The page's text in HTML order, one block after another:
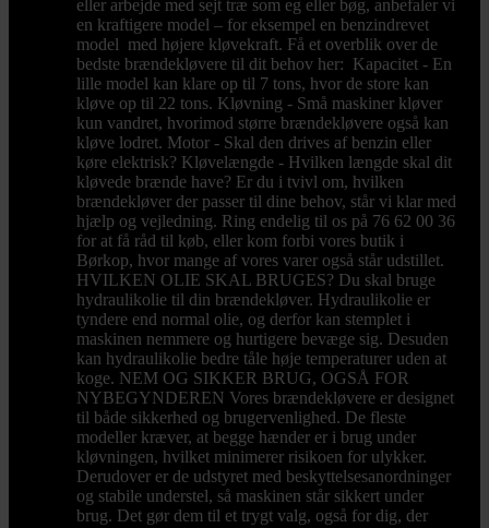
eller arbejde med sejt træ som eg eller bøg, anbefaler vi
en kraftigere model – for eksempel en benzindrevet
model med højere kløvekraft. Få et overblik over de
bedste brændekløvere til dit behov her: Kapacitet - En
lille model kan klare op til 7 tons, hvor de store kan
kløve op til 22 tons. Kløvning - Små maskiner kløver
kun vandret, hvorimod større brændekløvere også kan
kløve lodret. Motor - Skal den drives af benzin eller
køre elektrisk? Kløvelængde - Hvilken længde skal dit
kløvede brænde have? Er du i tvivl om, hvilken
brændekløver der passer til dine behov, står vi klar med
hjælp og vejledning. Ring endelig til os på 76 62 00 36
for at få råd til køb, eller kom forbi vores butik i
Børkop, hvor mange af vores varer også står udstillet.
HVILKEN OLIE SKAL BRUGES? Du skal bruge
hydraulikolie til din brændekløver. Hydraulikolie er
tyndere end normal olie, og derfor kan stemplet i
maskinen nemmere og hurtigere bevæge sig. Desuden
kan hydraulikolie bedre tåle høje temperaturer uden at
koge. NEM OG SIKKER BRUG, OGSÅ FOR
NYBEGYNDEREN Vores brændekløvere er designet
til både sikkerhed og brugervenlighed. De fleste
modeller kræver, at begge hænder er i brug under
kløvningen, hvilket minimerer risikoen for ulykker.
Derudover er de udstyret med beskyttelsesanordninger
og stabile understel, så maskinen står sikkert under
brug. Det gør dem til et trygt valg, også for dig, der